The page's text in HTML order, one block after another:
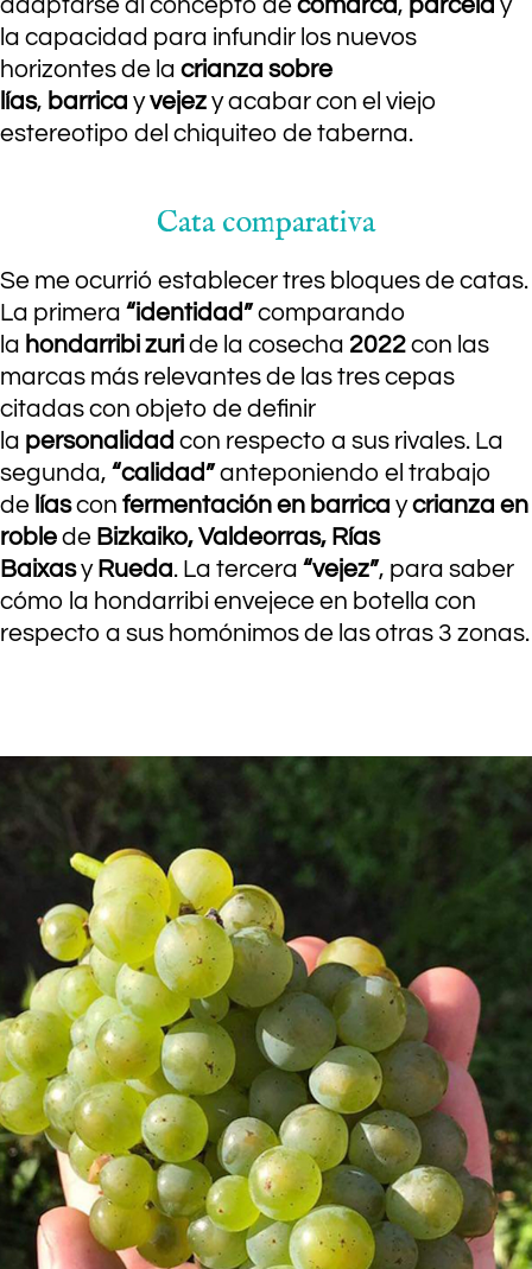
adaptarse al concepto decomarca, parcela y
la capacidad para infundir los nuevos
horizontes de la crianza sobre
lías, barrica yvejezy acabar con el viejo
estereotipo del chiquiteo de taberna.
Cata comparativa
Se me ocurrió establecer tres bloques de catas.
La primera “identidad”comparando
la hondarribi zuride la cosecha 2022con las
marcas más relevantes de las tres cepas
citadas con objeto de definir
la personalidad con respecto a sus rivales. La
segunda, “calidad”anteponiendo el trabajo
de líascon fermentación en barrica ycrianza en
roblede Bizkaiko, Valdeorras, Rías
Baixasy Rueda. La tercera “vejez”, para saber
cómo la hondarribi envejece en botella con
respecto a sus homónimos de las otras 3 zonas.